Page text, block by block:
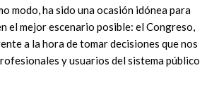
modo, ha sido una ocasión idónea para
el mejor escenario posible: el Congreso,
a la hora de tomar decisiones que nos
y usuarios del sistema público